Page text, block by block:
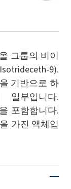
그룹의 비이
9).
기반으로 하
부입니다.
포함합니다.
가진 액체입